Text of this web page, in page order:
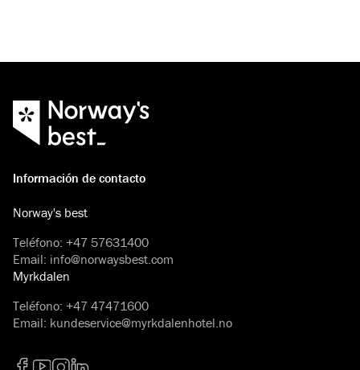
Información de contacto
Norway's best
Teléfono: +47 57631400
Email: info@norwaysbest.com
Myrkdalen
Teléfono: +47 47471600
Email: kundeservice@myrkdalenhotel.no